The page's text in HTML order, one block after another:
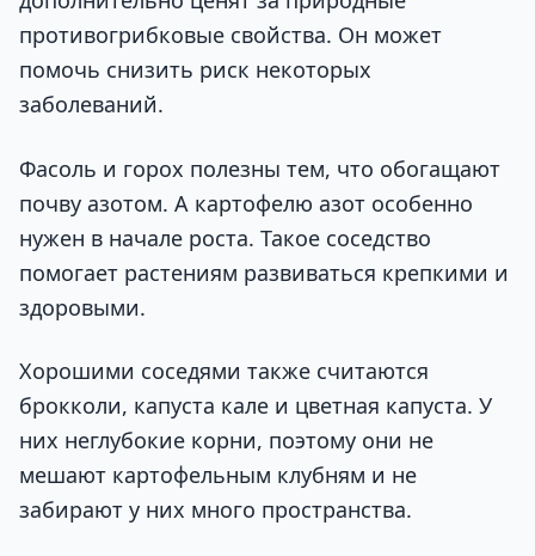
противогрибковые свойства. Он может
помочь снизить риск некоторых
заболеваний.
Фасоль и горох полезны тем, что обогащают
почву азотом. А картофелю азот особенно
нужен в начале роста. Такое соседство
помогает растениям развиваться крепкими и
здоровыми.
Хорошими соседями также считаются
брокколи, капуста кале и цветная капуста. У
них неглубокие корни, поэтому они не
мешают картофельным клубням и не
забирают у них много пространства.